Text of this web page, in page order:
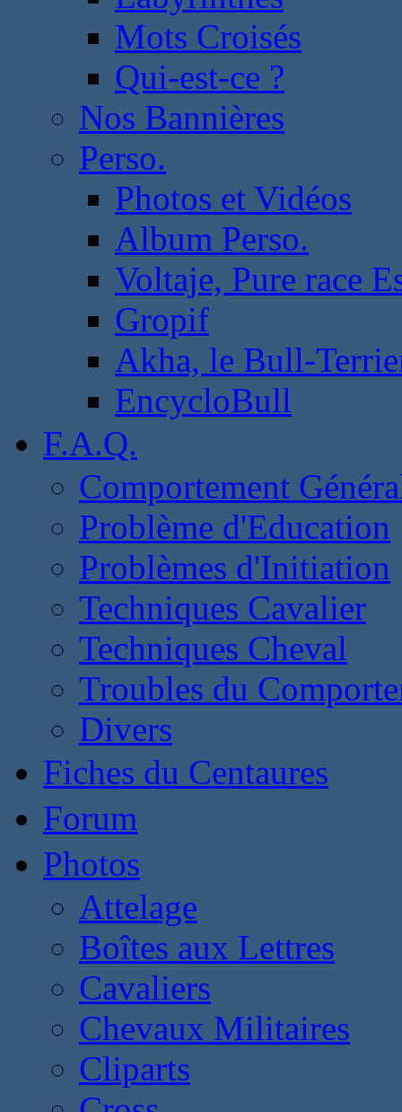
Mots Croisés
Qui-est-ce ?
Nos Bannières
Perso.
Photos et Vidéos
Album Perso.
Voltaje, Pure race
Gropif
Akha, le Bull-
EncycloBull
F.A.Q.
Comportement
Problème d'Education
Problèmes d'Initiation
Techniques Cavalier
Techniques Cheval
Troubles du
Divers
Fiches du Centaures
Forum
Photos
Attelage
Boîtes aux Lettres
Cavaliers
Chevaux Militaires
Cliparts